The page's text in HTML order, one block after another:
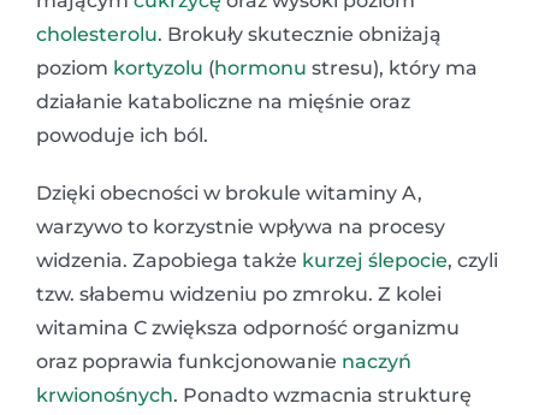
cholesterolu. Brokuły skutecznie obniżają
poziom kortyzolu (hormonu stresu), który ma
działanie kataboliczne na mięśnie oraz
powoduje ich ból.
Dzięki obecności w brokule witaminy A,
warzywo to korzystnie wpływa na procesy
widzenia. Zapobiega także kurzej ślepocie, czyli
tzw. słabemu widzeniu po zmroku. Z kolei
witamina C zwiększa odporność organizmu
oraz poprawia funkcjonowanie naczyń
krwionośnych. Ponadto wzmacnia strukturę